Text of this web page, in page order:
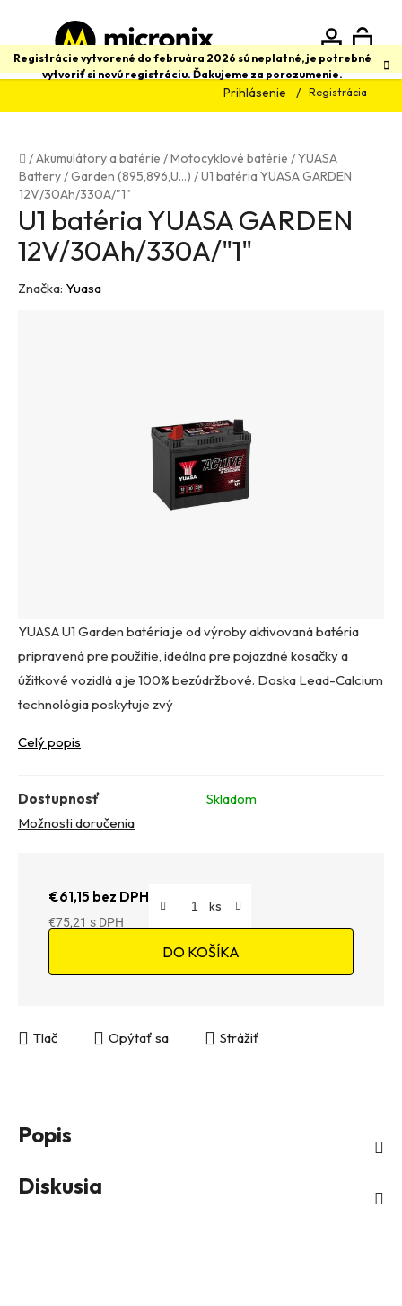
obsah
Registrácie vytvorené do februára 2026 sú neplatné, je potrebné
vytvoriť si novú registráciu. Ďakujeme za porozumenie.
Prihlásenie Registrácia
Hľadať
Domov
/Akumulátory a batérie /Motocyklové batérie /YUASA
Battery/Garden (895,896,U...) /U1 batéria YUASA GARDEN
12V/30Ah/330A/"1"
YUASA U1 Garden batéria je od výroby aktivovaná batéria
pripravená pre použitie, ideálna pre pojazdné kosačky a
úžitkové vozidlá a je 100% bezúdržbové. Doska Lead-Calcium
technológia poskytuje zvý
Celý popis
Dostupnosť
Skladom
Možnosti doručenia
€61,15 bez DPH
€75,21
DO KOŠÍKA
Tlač Opýtať sa Strážiť
U1 batéria YUASA GARDEN
12V/30Ah/330A/"1"
Značka: Yuasa
Popis
Diskusia